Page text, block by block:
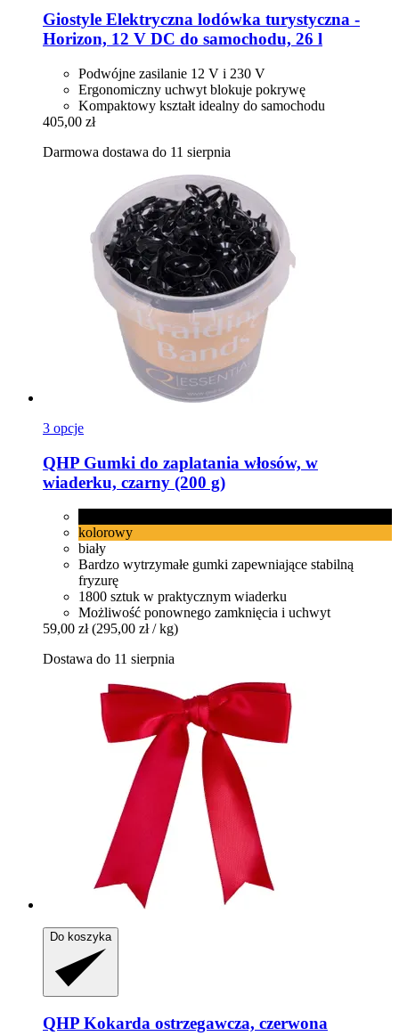
Giostyle Elektryczna lodówka turystyczna -​
Horizon, 12 V DC do samochodu, 26 l
Podwójne zasilanie 12 V i 230 V
Ergonomiczny uchwyt blokuje pokrywę
Kompaktowy kształt idealny do samochodu
405,00 zł
Darmowa dostawa do 11 sierpnia
3 opcje
QHP Gumki do zaplatania włosów, w
wiaderku, czarny (200 g)
kolorowy
biały
Bardzo wytrzymałe gumki zapewniające stabilną
fryzurę
1800 sztuk w praktycznym wiaderku
Możliwość ponownego zamknięcia i uchwyt
59,00 zł (295,00 zł / kg)
Dostawa do 11 sierpnia
Do koszyka
QHP Kokarda ostrzegawcza, czerwona